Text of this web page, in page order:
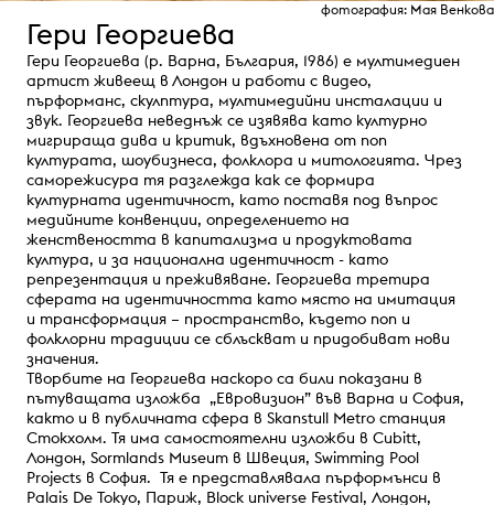
фотография: Мая Венкова
Гери Георгиева
Гери Георгиева (р. Варна, България, 1986) е мултимедиен
артист живеещ в Лондон и работи с видео,
пърформанс, скулптура, мултимедийни инсталации и
звук. Георгиева неведнъж се изявява като културно
мигрираща дива и критик, вдъхновена от поп
културата, шоубизнеса, фолклора и митологията. Чрез
саморежисура тя разглежда как се формира
културната идентичност, като поставя под въпрос
медийните конвенции, определението на
женствеността в капитализма и продуктовата
култура, и за национална идентичност - като
репрезентация и преживяване. Георгиева третира
сферата на идентичността като място на имитация
и трансформация – пространство, където поп и
фолклорни традиции се сблъскват и придобиват нови
значения.
Творбите на Георгиева наскоро са били показани в
пътуващата изложба „Евровизион” във Варна и София,
както и в публичната сфера в Skanstull Metro станция
Стокхолм. Тя има самостоятелни изложби в Cubitt,
Лондон, Sormlands Museum в Швеция, Swimming Pool
Projects в София. Тя е представлявала пърформънси в
Palais De Tokyo, Париж, Block universe Festival, Лондон,